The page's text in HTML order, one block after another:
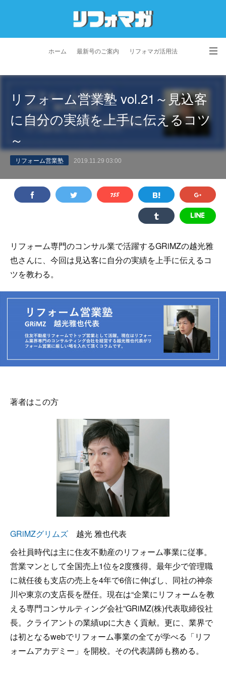
ホーム 最新号のご案内 リフォマガ活用法
お問い合わせ よくあるご質問 特定商取引法に基づく表記
プライバシーポリシー 利用規約 会社概要
リフォーム営業塾 vol.21～見込客
に自分の実績を上手に伝えるコツ
～
リフォーム営業塾 2019.11.29 03:00
リフォーム専門のコンサル業で活躍するGRiMZの越光雅
也さんに、今回は見込客に自分の実績を上手に伝えるコ
ツを教わる。
著者はこの方
GRiMZグリムズ 越光 雅也代表
会社員時代は主に住友不動産のリフォーム事業に従事。
営業マンとして全国売上1位を2度獲得。最年少で管理職
に就任後も支店の売上を4年で6倍に伸ばし、同社の神奈
川や東京の支店長を歴任。現在は“企業にリフォームを教
える専門コンサルティング会社”GRiMZ(株)代表取締役社
長。クライアントの業績upに大きく貢献。更に、業界で
は初となるwebでリフォーム事業の全てが学べる「リフ
ォームアカデミー」を開校。その代表講師も務める。